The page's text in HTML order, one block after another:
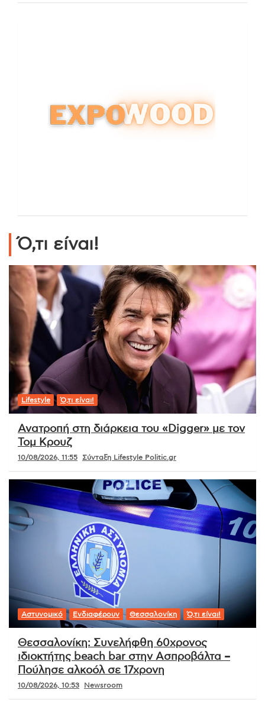
Ό,τι είναι!
Lifestyle Ό,τι είναι!
Ανατροπή στη διάρκεια του «Digger» με τον
Τομ Κρουζ
10/08/2026, 11:55 Σύνταξη Lifestyle Politic.gr
Αστυνομικό Ενδιαφέρουν Θεσσαλονίκη Ό,τι είναι!
Θεσσαλονίκη: Συνελήφθη 60χρονος
ιδιοκτήτης beach bar στην Ασπροβάλτα –
Πούλησε αλκοόλ σε 17χρονη
10/08/2026, 10:53 Newsroom